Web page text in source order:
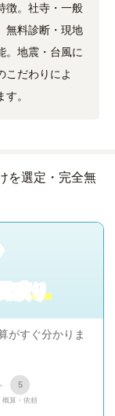
徴。社寺・一般
無料診断・現地
。地震・台風に
こだわりによ
。
積り
がすぐ分かりま
5
概算・依頼